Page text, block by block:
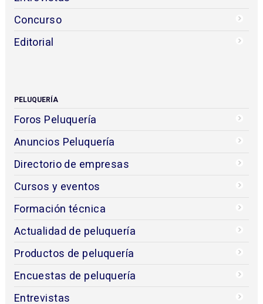
Concurso
Editorial
PELUQUERÍA
Foros Peluquería
Anuncios Peluquería
Directorio de empresas
Cursos y eventos
Formación técnica
Actualidad de peluquería
Productos de peluquería
Encuestas de peluquería
Entrevistas